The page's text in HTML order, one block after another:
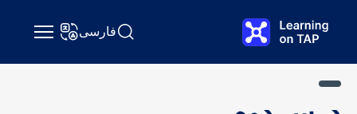
جستجو Learning on TAPفارسیتغییر زبان